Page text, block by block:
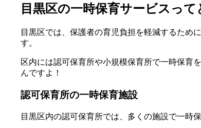
目黒区の一時保育サービスって
目黒区では、保護者の育児負担を軽減するため
す。
区内には認可保育所や小規模保育所で一時保育
んですよ！
認可保育所の一時保育施設
目黒区内の認可保育所では、多くの施設で一時